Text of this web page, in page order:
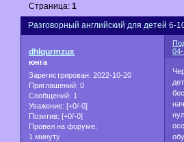
Разговорный английский для детей 6-
Страница:1
dhlqurmzux
юнга
Зарегистрирован: 2022-10-20
Приглашений: 0
Сообщений: 1
Уважение: [+0/-0]
Позитив: [+0/-0]
Провел на форуме:
1 минуту